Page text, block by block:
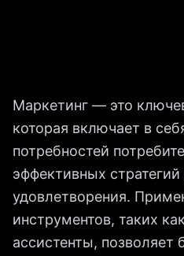
Маркетинг — это
которая включает в
потребностей
эффективных стратегий
удовлетворения.
инструментов, таких
ассистенты, позволяет